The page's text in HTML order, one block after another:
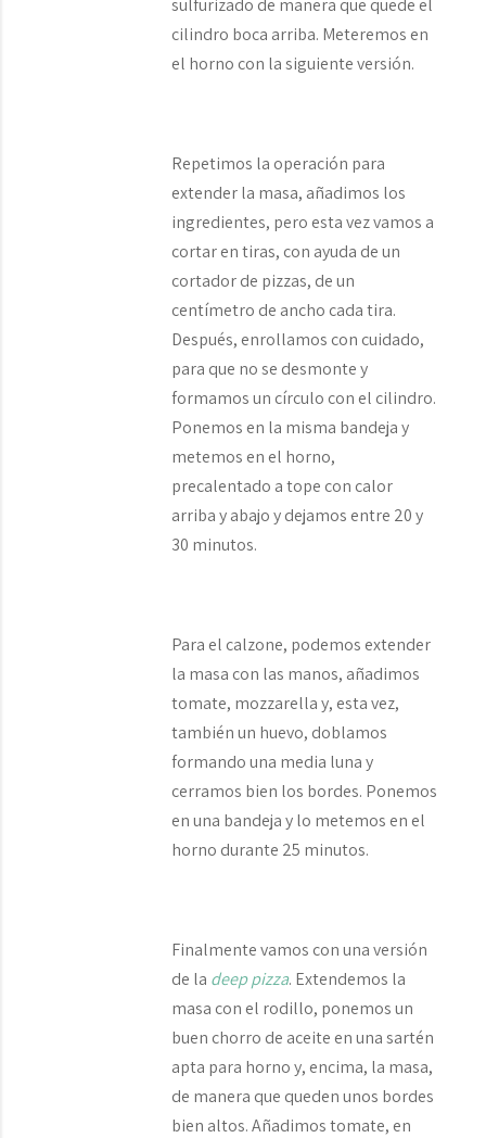
sulfurizado de manera que quede el
cilindro boca arriba. Meteremos en
el horno con la siguiente versión.
Repetimos la operación para
extender la masa, añadimos los
ingredientes, pero esta vez vamos a
cortar en tiras, con ayuda de un
cortador de pizzas, de un
centímetro de ancho cada tira.
Después, enrollamos con cuidado,
para que no se desmonte y
formamos un círculo con el cilindro.
Ponemos en la misma bandeja y
metemos en el horno,
precalentado a tope con calor
arriba y abajo y dejamos entre 20 y
30 minutos.
Para el calzone, podemos extender
la masa con las manos, añadimos
tomate, mozzarella y, esta vez,
también un huevo, doblamos
formando una media luna y
cerramos bien los bordes. Ponemos
en una bandeja y lo metemos en el
horno durante 25 minutos.
Finalmente vamos con una versión
de la deep pizza. Extendemos la
masa con el rodillo, ponemos un
buen chorro de aceite en una sartén
apta para horno y, encima, la masa,
de manera que queden unos bordes
bien altos. Añadimos tomate, en